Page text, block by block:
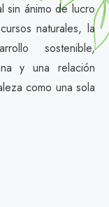
sin ánimo de lucro
naturales, la
sostenible,
y una relación
como una sola